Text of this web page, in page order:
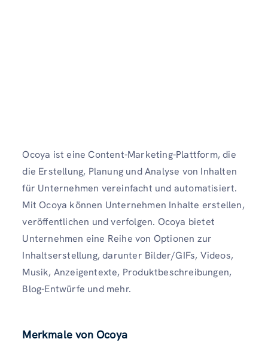
Ocoya ist eine Content-Marketing-Plattform, die
die Erstellung, Planung und Analyse von Inhalten
für Unternehmen vereinfacht und automatisiert.
Mit Ocoya können Unternehmen Inhalte erstellen,
veröffentlichen und verfolgen. Ocoya bietet
Unternehmen eine Reihe von Optionen zur
Inhaltserstellung, darunter Bilder/GIFs, Videos,
Musik, Anzeigentexte, Produktbeschreibungen,
Blog-Entwürfe und mehr.
Merkmale von Ocoya